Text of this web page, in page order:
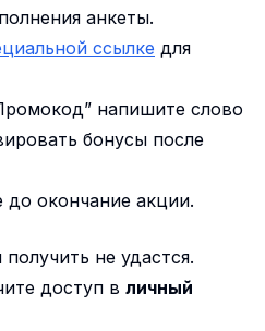
анкеты.
ссылке для
напишите слово
бонусы после
окончание акции.
не удастся.
доступ в личный